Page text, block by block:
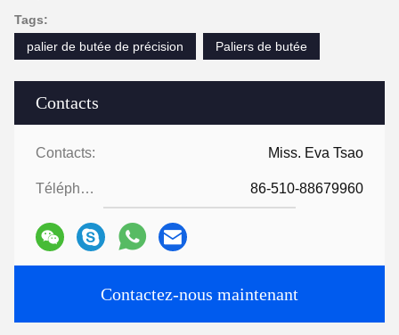
Contacts
Contacts: Miss. Eva Tsao
Téléphone: 86-510-88679960
Contactez-nous maintenant
Tags:
palier de butée de précision
Paliers de butée